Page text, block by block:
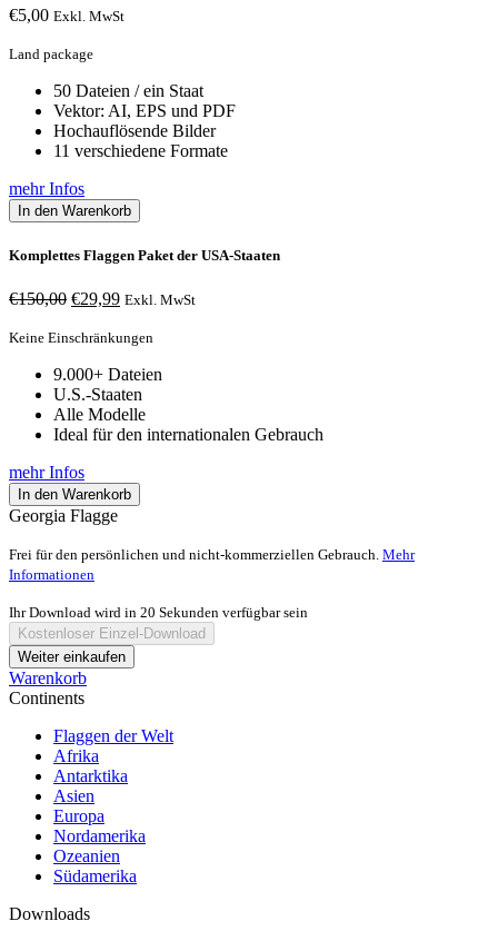
€5,00 Exkl. MwSt
Land package
50 Dateien / ein Staat
Vektor: AI, EPS und PDF
Hochauflösende Bilder
11 verschiedene Formate
mehr Infos
In den Warenkorb
Komplettes Flaggen Paket der USA-Staaten
€150,00 Ursprünglicher
war:
€29,99Aktueller
ist:
Exkl. MwSt
Keine Einschränkungen
9.000+ Dateien
U.S.-Staaten
Alle Modelle
Ideal für den internationalen Gebrauch
mehr Infos
In den Warenkorb
Georgia Flagge
Frei für den persönlichen und nicht-kommerziellen Gebrauch. Mehr
Informationen
Ihr Download wird in 20 Sekunden verfügbar sein
Kostenloser Einzel-Download
Weiter einkaufen
Warenkorb
Continents
Flaggen der Welt
Afrika
Antarktika
Asien
Europa
Nordamerika
Ozeanien
Südamerika
Downloads